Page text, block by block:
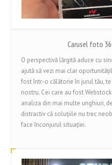
Carusel foto
O perspectivă lărgită aduce cu
ajută să vezi mai clar
fost într-o călătorie în jurul tău,
nostru. Cei care au fost
analiza din mai multe unghiuri,
distractiv că soluțiile nu trec
face înconjurul situației.